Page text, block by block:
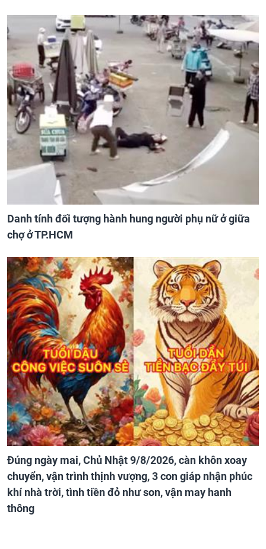
Danh tính đối tượng hành hung người phụ nữ ở giữa
chợ ở TP.HCM
Đúng ngày mai, Chủ Nhật 9/8/2026, càn khôn xoay
chuyển, vận trình thịnh vượng, 3 con giáp nhận phúc
khí nhà trời, tình tiền đỏ như son, vận may hanh
thông